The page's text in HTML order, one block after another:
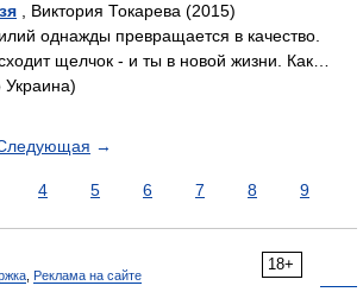
, Виктория Токарева (2015)
однажды превращается в качество.
щелчок - и ты в новой жизни. Как…
Украина)
→
4 5 6 7 8 9
18+
Реклама на сайте